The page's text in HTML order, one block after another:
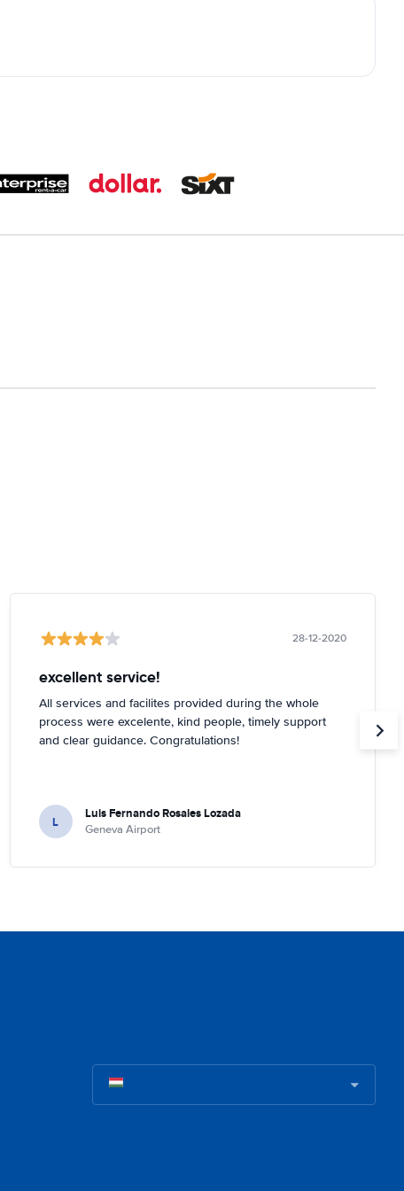
28-12-2020
excellent service!
All services and facilites provided during the whole
process were excelente, kind people, timely support
and clear guidance. Congratulations!
L Luis Fernando Rosales Lozada
Geneva Airport